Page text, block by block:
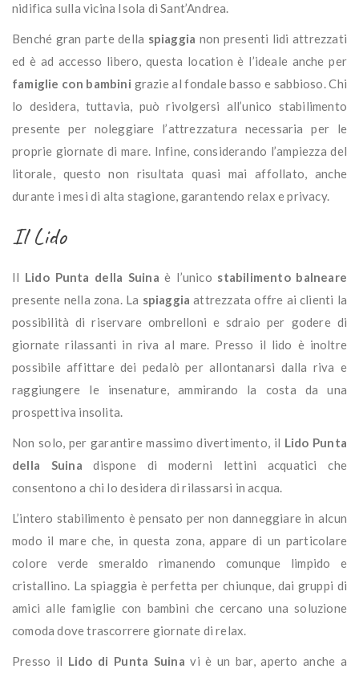
nidifica sulla vicina Isola di Sant’Andrea.
Benché gran parte della spiaggia non presenti lidi attrezzati
ed è ad accesso libero, questa location è l’ideale anche per
famiglie con bambini grazie al fondale basso e sabbioso. Chi
lo desidera, tuttavia, può rivolgersi all’unico stabilimento
presente per noleggiare l’attrezzatura necessaria per le
proprie giornate di mare. Infine, considerando l’ampiezza del
litorale, questo non risultata quasi mai affollato, anche
durante i mesi di alta stagione, garantendo relax e privacy.
Il Lido
Il Lido Punta della Suina è l’unico stabilimento balneare
presente nella zona. La spiaggia attrezzata offre ai clienti la
possibilità di riservare ombrelloni e sdraio per godere di
giornate rilassanti in riva al mare. Presso il lido è inoltre
possibile affittare dei pedalò per allontanarsi dalla riva e
raggiungere le insenature, ammirando la costa da una
prospettiva insolita.
Non solo, per garantire massimo divertimento, il Lido Punta
della Suina dispone di moderni lettini acquatici che
consentono a chi lo desidera di rilassarsi in acqua.
L’intero stabilimento è pensato per non danneggiare in alcun
modo il mare che, in questa zona, appare di un particolare
colore verde smeraldo rimanendo comunque limpido e
cristallino. La spiaggia è perfetta per chiunque, dai gruppi di
amici alle famiglie con bambini che cercano una soluzione
comoda dove trascorrere giornate di relax.
Presso il Lido di Punta Suina vi è un bar, aperto anche a